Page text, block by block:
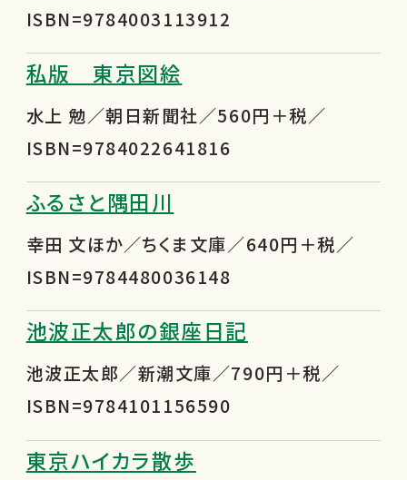
ISBN=9784003113912
私版 東京図絵
水上 勉／朝日新聞社／560円＋税／
ISBN=9784022641816
ふるさと隅田川
幸田 文ほか／ちくま文庫／640円＋税／
ISBN=9784480036148
池波正太郎の銀座日記
池波正太郎／新潮文庫／790円＋税／
ISBN=9784101156590
東京ハイカラ散歩